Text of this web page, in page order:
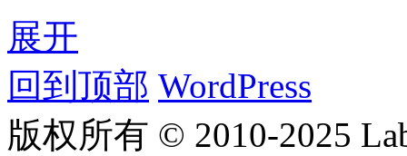
展开
回到顶部 WordPress
版权所有 © 2010-2025